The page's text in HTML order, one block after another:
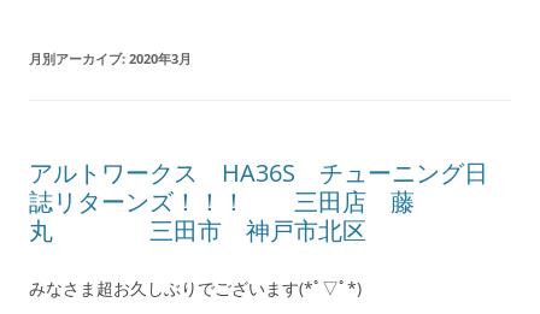
月別アーカイブ: 2020年3月
アルトワークス HA36S チューニング日
誌リターンズ！！！ 三田店 藤
丸 三田市 神戸市北区
みなさま超お久しぶりでございます(*ﾟ▽ﾟ*)